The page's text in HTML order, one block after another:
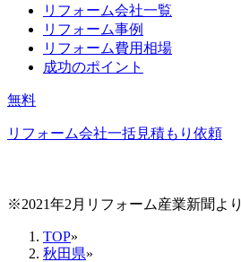
リフォーム会社一覧
リフォーム事例
リフォーム費用相場
成功のポイント
無料
リフォーム会社一括見積もり依頼
※2021年2月リフォーム産業新聞より
TOP»
秋田県»